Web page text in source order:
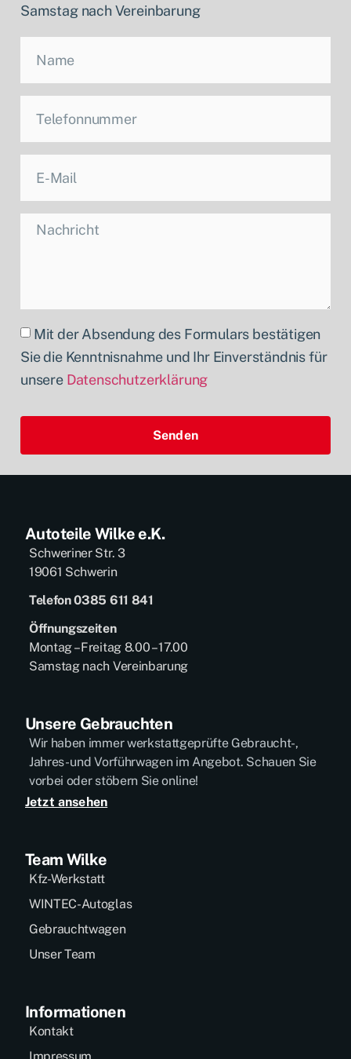
Samstag nach Vereinbarung
Mit der Absendung des Formulars bestätigen
Sie die Kenntnisnahme und Ihr Einverständnis für
unsere Datenschutzerklärung
Senden
Autoteile Wilke e.K.
Schweriner Str. 3
19061 Schwerin
Telefon 0385 611 841
Öffnungszeiten
Montag – Freitag 8.00 – 17.00
Samstag nach Vereinbarung
Unsere Gebrauchten
Wir haben immer werkstattgeprüfte Gebraucht-,
Jahres- und Vorführwagen im Angebot. Schauen Sie
vorbei oder stöbern Sie online!
Jetzt ansehen
Team Wilke
Kfz-Werkstatt
WINTEC-Autoglas
Gebrauchtwagen
Unser Team
Informationen
Kontakt